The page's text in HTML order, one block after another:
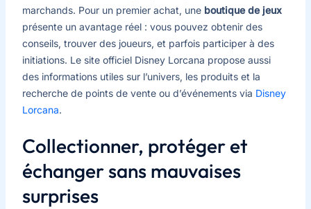
marchands. Pour un premier achat, une boutique de jeux
présente un avantage réel : vous pouvez obtenir des
conseils, trouver des joueurs, et parfois participer à des
initiations. Le site officiel Disney Lorcana propose aussi
des informations utiles sur l’univers, les produits et la
recherche de points de vente ou d’événements via Disney
Lorcana.
Collectionner, protéger et
échanger sans mauvaises
surprises